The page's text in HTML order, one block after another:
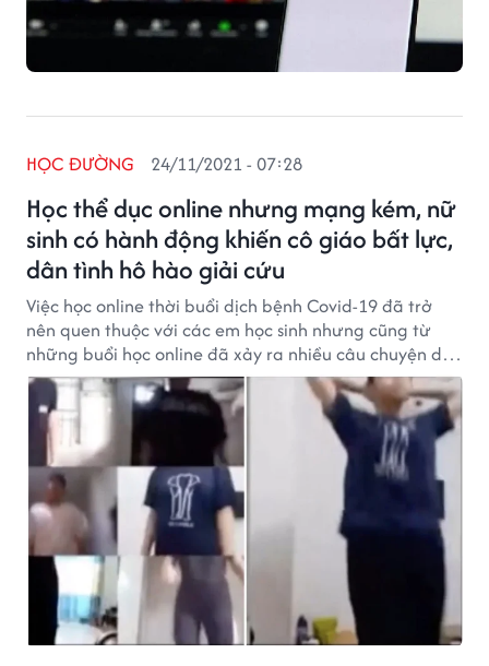
Học thể dục online nhưng mạng kém, nữ
sinh có hành động khiến cô giáo bất lực,
dân tình hô hào giải cứu
HỌC ĐƯỜNG 24/11/2021 - 07:28
Việc học online thời buổi dịch bệnh Covid-19 đã trở
nên quen thuộc với các em học sinh nhưng cũng từ
những buổi học online đã xảy ra nhiều câu chuyện dở
khóc dở cười.